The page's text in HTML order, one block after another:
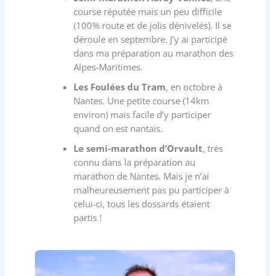
course réputée mais un peu difficile
(100% route et de jolis dénivelés). Il se
déroule en septembre. J’y ai participé
dans ma préparation au marathon des
Alpes-Maritimes.
Les Foulées du Tram, en octobre à
Nantes. Une petite course (14km
environ) mais facile d’y participer
quand on est nantais.
Le semi-marathon d’Orvault, très
connu dans la préparation au
marathon de Nantes. Mais je n’ai
malheureusement pas pu participer à
celui-ci, tous les dossards étaient
partis !